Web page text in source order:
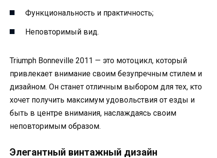
Функциональность и практичность;
Неповторимый вид.
Triumph Bonneville 2011 — это мотоцикл, который
привлекает внимание своим безупречным стилем и
дизайном. Он станет отличным выбором для тех, кто
хочет получить максимум удовольствия от езды и
быть в центре внимания, наслаждаясь своим
неповторимым образом.
Элегантный винтажный дизайн